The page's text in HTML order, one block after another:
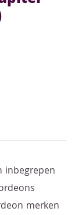
inbegrepen
merken